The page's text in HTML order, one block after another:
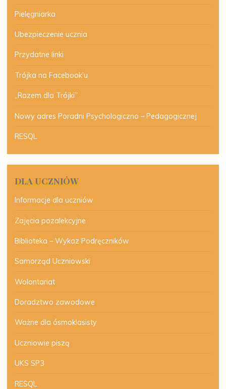
Pielęgniarka
Ubezpieczenie ucznia
Przydatne linki
Trójka na Facebook’u
„Razem dla Trójki”
Nowy adres Poradni Psychologiczno – Pedagogicznej
RESQL
DLA UCZNIÓW
Informacje dla uczniów
Zajęcia pozalekcyjne
Biblioteka – Wykaz Podręczników
Samorząd Uczniowski
Wolontariat
Doradztwo zawodowe
Ważne dla ósmoklasisty
Uczniowie piszą
UKS SP3
RESQL